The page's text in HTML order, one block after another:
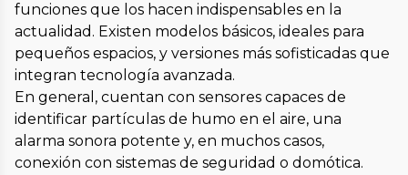
funciones que los hacen indispensables en la
actualidad. Existen modelos básicos, ideales para
pequeños espacios, y versiones más sofisticadas que
integran tecnología avanzada.
En general, cuentan con sensores capaces de
identificar partículas de humo en el aire, una
alarma sonora potente y, en muchos casos,
conexión con sistemas de seguridad o domótica.